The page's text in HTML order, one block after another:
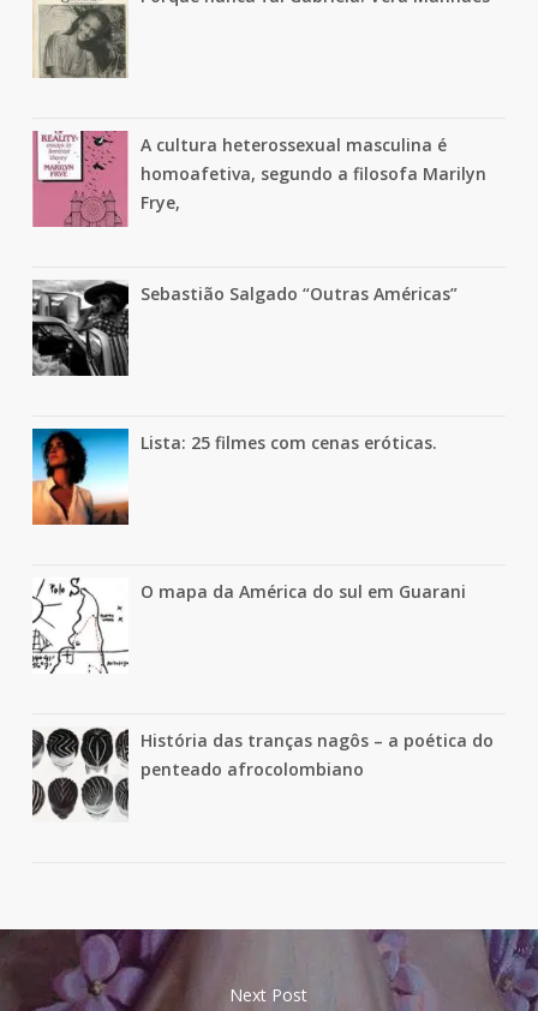
A cultura heterossexual masculina é
homoafetiva, segundo a filosofa Marilyn
Frye,
Sebastião Salgado “Outras Américas”
Lista: 25 filmes com cenas eróticas.
O mapa da América do sul em Guarani
História das tranças nagôs – a poética do
penteado afrocolombiano
Next Post